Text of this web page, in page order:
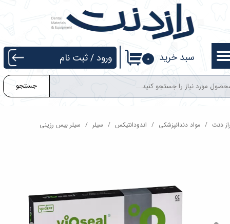
جستجو
۰ سبد خرید ورود /ثبت نام
حساب کاربری من
تغییر گذر واژه
سفارشات
خروج از حساب کاربری
دنت مواد دندانپزشکی اندودانتیکس سیلر سیلر بیس رزینی